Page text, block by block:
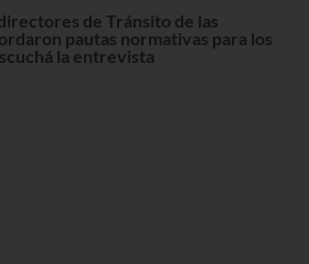
de Tránsito de las
pautas normativas para los
la entrevista